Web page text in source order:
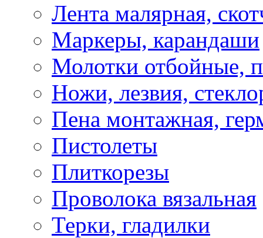
Лента малярная,
Маркеры, карандаши
Молотки отбойные,
Ножи, лезвия,
Пена монтажная,
Пистолеты
Плиткорезы
Проволока вязальная
Терки, гладилки